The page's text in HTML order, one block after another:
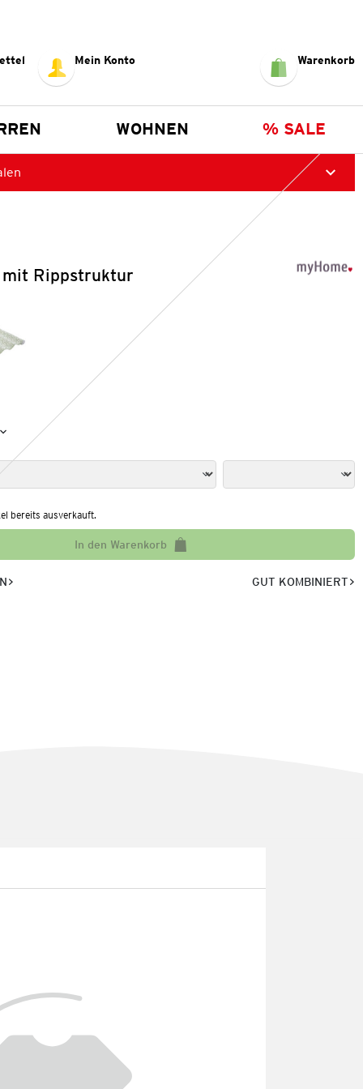
Mein Konto Warenkorb
WOHNEN % SALE
Rippstruktur
bereits ausverkauft.
In den Warenkorb
GUT KOMBINIERT